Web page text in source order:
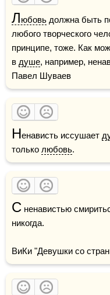
Любовь должна быть
любого творческого
принципе, тоже. Как
в душе, например,
Павел Шуваев
Ненависть иссушает
только любовь.
С ненавистью
никогда.
ВиКи "Девушки со